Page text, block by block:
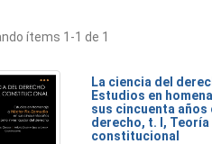
ítems 1-1 de 1
La ciencia del
Estudios en
sus cincuenta
derecho, t. I,
constitucional